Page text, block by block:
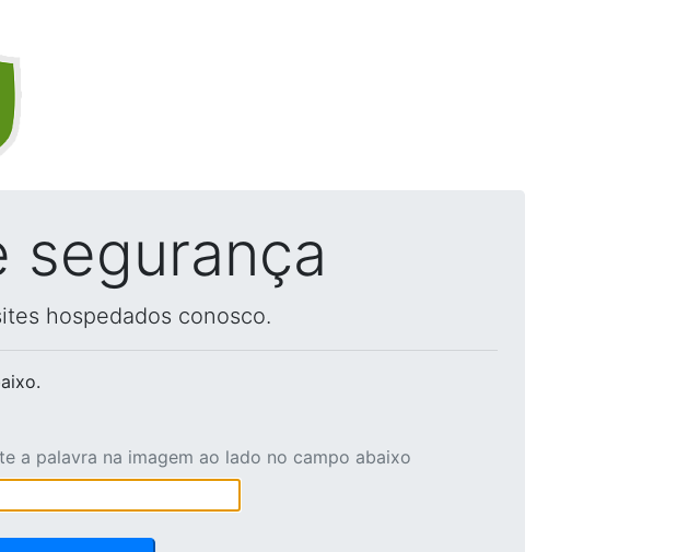
segurança
hospedados conosco.
a palavra na imagem ao lado no campo abaixo